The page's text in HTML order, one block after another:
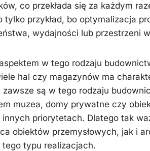
co przekłada się za każdym
tylko przykład, bo optymalizacja
wydajności lub przestrzeni
w tego rodzaju
hal czy magazynów ma
zawsze są w tego rodzaju
muzea, domy prywatne czy
innych priorytetach. Dlatego tak
obiektów przemysłowych, jak i
tego typu realizacjach.